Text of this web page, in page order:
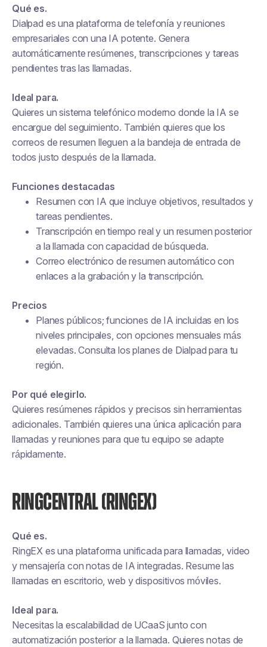
Qué es.
Dialpad es una plataforma de telefonía y reuniones
empresariales con una IA potente. Genera
automáticamente resúmenes, transcripciones y tareas
pendientes tras las llamadas.
Ideal para.
Quieres un sistema telefónico moderno donde la IA se
encargue del seguimiento. También quieres que los
correos de resumen lleguen a la bandeja de entrada de
todos justo después de la llamada.
Funciones destacadas
Resumen con IA que incluye objetivos, resultados y
tareas pendientes.
Transcripción en tiempo real y un resumen posterior
a la llamada con capacidad de búsqueda.
Correo electrónico de resumen automático con
enlaces a la grabación y la transcripción.
Precios
Planes públicos; funciones de IA incluidas en los
niveles principales, con opciones mensuales más
elevadas. Consulta los planes de Dialpad para tu
región.
Por qué elegirlo.
Quieres resúmenes rápidos y precisos sin herramientas
adicionales. También quieres una única aplicación para
llamadas y reuniones para que tu equipo se adapte
rápidamente.
RINGCENTRAL (RINGEX)
Qué es.
RingEX es una plataforma unificada para llamadas, video
y mensajería con notas de IA integradas. Resume las
llamadas en escritorio, web y dispositivos móviles.
Ideal para.
Necesitas la escalabilidad de UCaaS junto con
automatización posterior a la llamada. Quieres notas de